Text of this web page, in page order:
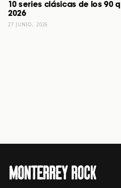
10 series clásicas de los 90
2026
27 JUNIO, 2026